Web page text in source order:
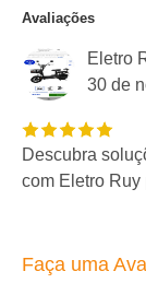
Avaliações
Eletro
30 de
Descubra
com Eletro Ruy
Faça uma